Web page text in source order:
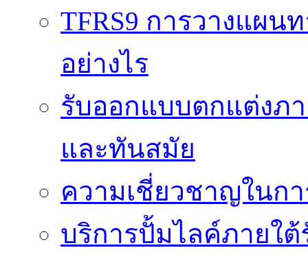
TFRS9 การวางแผน
อย่างไร
รับออกแบบตกแต่งภ
และทันสมัย
ความเชี่ยวชาญในก
บริการปั้มไลค์ภายใต้